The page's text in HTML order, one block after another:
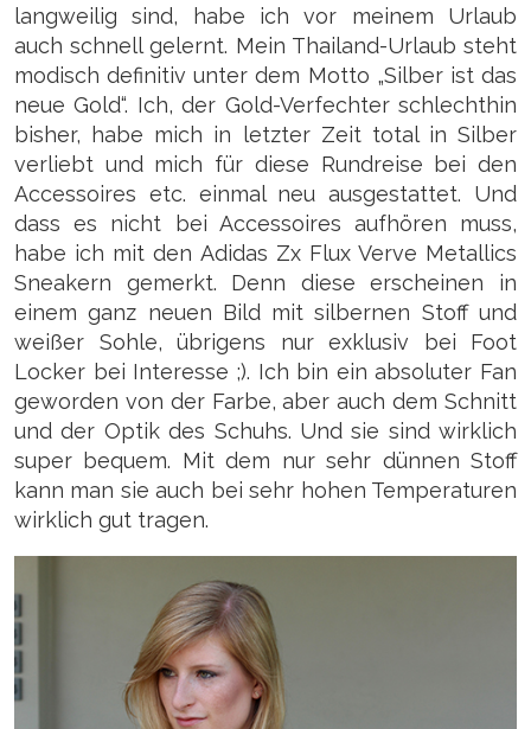
langweilig sind, habe ich vor meinem Urlaub
auch schnell gelernt. Mein Thailand-Urlaub steht
modisch definitiv unter dem Motto „Silber ist das
neue Gold“. Ich, der Gold-Verfechter schlechthin
bisher, habe mich in letzter Zeit total in Silber
verliebt und mich für diese Rundreise bei den
Accessoires etc. einmal neu ausgestattet. Und
dass es nicht bei Accessoires aufhören muss,
habe ich mit den Adidas Zx Flux Verve Metallics
Sneakern gemerkt. Denn diese erscheinen in
einem ganz neuen Bild mit silbernen Stoff und
weißer Sohle, übrigens nur exklusiv bei Foot
Locker bei Interesse ;). Ich bin ein absoluter Fan
geworden von der Farbe, aber auch dem Schnitt
und der Optik des Schuhs. Und sie sind wirklich
super bequem. Mit dem nur sehr dünnen Stoff
kann man sie auch bei sehr hohen Temperaturen
wirklich gut tragen.